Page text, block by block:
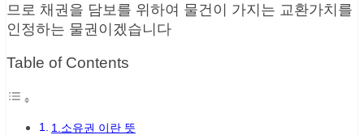
므로 채권을 담보를 위하여 물건이 가지는 교환가치를
인정하는 물권이겠습니다
Table of Contents
1.소유권 이란 뜻